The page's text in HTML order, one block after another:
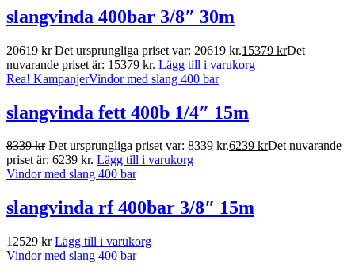
slangvinda 400bar 3/8″ 30m
20619kr Det ursprungliga priset var: 20619 kr.15379 krDet
nuvarande priset är: 15379 kr. Lägg till i varukorg
Rea! KampanjerVindor med slang 400 bar
slangvinda fett 400b 1/4″ 15m
8339kr Det ursprungliga priset var: 8339 kr.6239 krDet nuvarande
priset är: 6239 kr. Lägg till i varukorg
Vindor med slang 400 bar
slangvinda rf 400bar 3/8″ 15m
12529 kr Lägg till i varukorg
Vindor med slang 400 bar